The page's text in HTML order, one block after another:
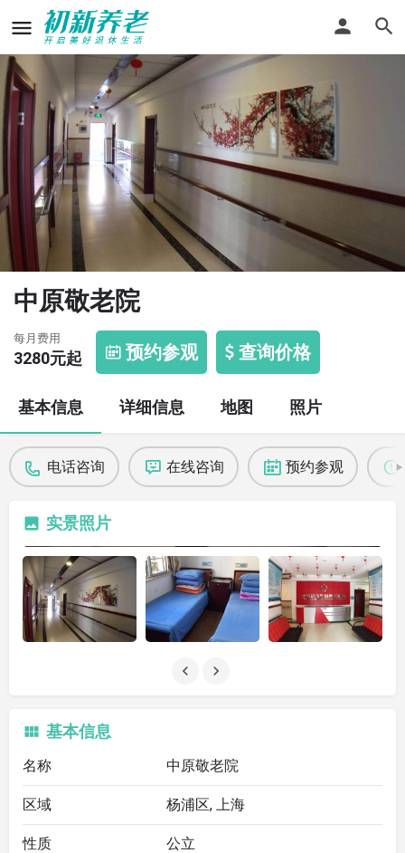
中原敬老院
每月费用
3280元起 预约参观 查询价格
基本信息 详细信息 地图 照片
电话咨询 在线咨询 预约参观
实景照片
基本信息
名称 中原敬老院
区域 杨浦区, 上海
性质 公立